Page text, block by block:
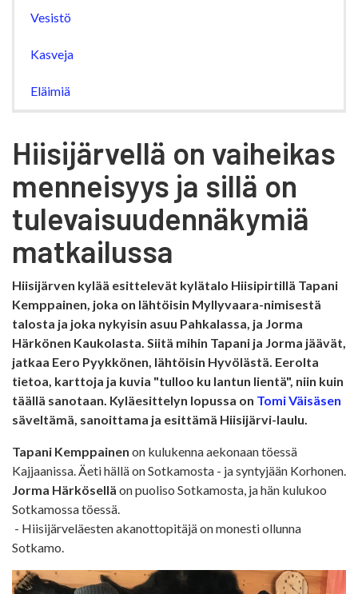
Vesistö
Kasveja
Eläimiä
Hiisijärvellä on vaiheikas
menneisyys ja sillä on
tulevaisuudennäkymiä
matkailussa
Hiisijärven kylää esittelevät kylätalo Hiisipirtillä Tapani
Kemppainen, joka on lähtöisin Myllyvaara-nimisestä
talosta ja joka nykyisin asuu Pahkalassa, ja Jorma
Härkönen Kaukolasta. Siitä mihin Tapani ja Jorma jäävät,
jatkaa Eero Pyykkönen, lähtöisin Hyvölästä. Eerolta
tietoa, karttoja ja kuvia "tulloo ku lantun lientä", niin kuin
täällä sanotaan. Kyläesittelyn lopussa on Tomi Väisäsen
säveltämä, sanoittama ja esittämä Hiisijärvi-laulu.
Tapani Kemppainen on kulukenna aekonaan töessä
Kajjaanissa. Äeti hällä on Sotkamosta - ja syntyjään Korhonen.
Jorma Härkösellä on puoliso Sotkamosta, ja hän kulukoo
Sotkamossa töessä.
- Hiisijärveläesten akanottopitäjä on monesti ollunna
Sotkamo.